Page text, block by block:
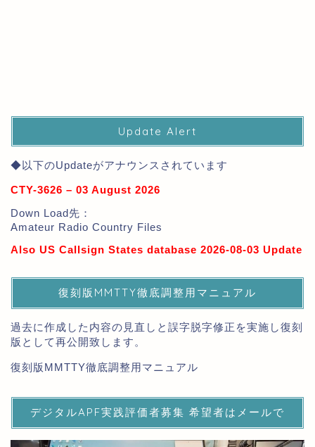
Update Alert
◆以下のUpdateがアナウンスされています
CTY-3626 – 03 August 2026
Down Load先：
Amateur Radio Country Files
Also US Callsign States database 2026-08-03 Update
復刻版MMTTY徹底調整用マニュアル
過去に作成した内容の見直しと誤字脱字修正を実施し復刻
版として再公開致します。
復刻版MMTTY徹底調整用マニュアル
デジタルAPF実践評価者募集 希望者はメールで